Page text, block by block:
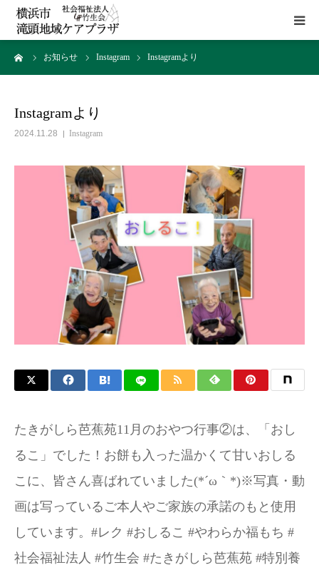
お知らせ Instagram Instagramより
Instagramより
2024.11.28 Instagram
たきがしら芭蕉苑11月のおやつ行事②は、「おし
るこ」でした！お餅も入った温かくて甘いおしる
こに、皆さん喜ばれていました(⁠*⁠´⁠ω⁠｀⁠*⁠)※写真・動
画は写っているご本人やご家族の承諾のもと使用
しています。#レク #おしるこ #やわらか福もち #
社会福祉法人 #竹生会 #たきがしら芭蕉苑 #特別養
HOME
施設概要
貸室
アクセス
お問い合わせ